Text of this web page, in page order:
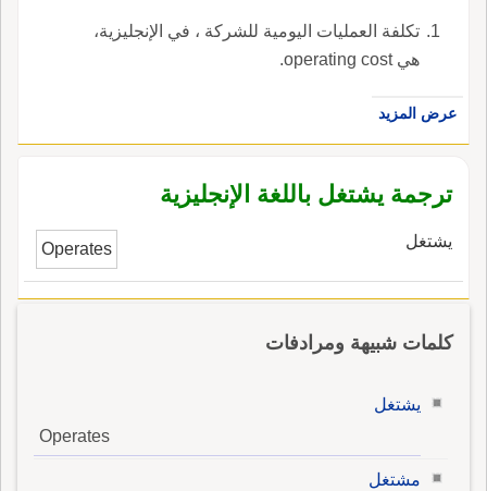
تكلفة العمليات اليومية للشركة ، في الإنجليزية،
هي operating cost.
عرض المزيد
ترجمة يشتغل باللغة الإنجليزية
يشتغل Operates
كلمات شبيهة ومرادفات
يشتغل
Operates
مشتغل